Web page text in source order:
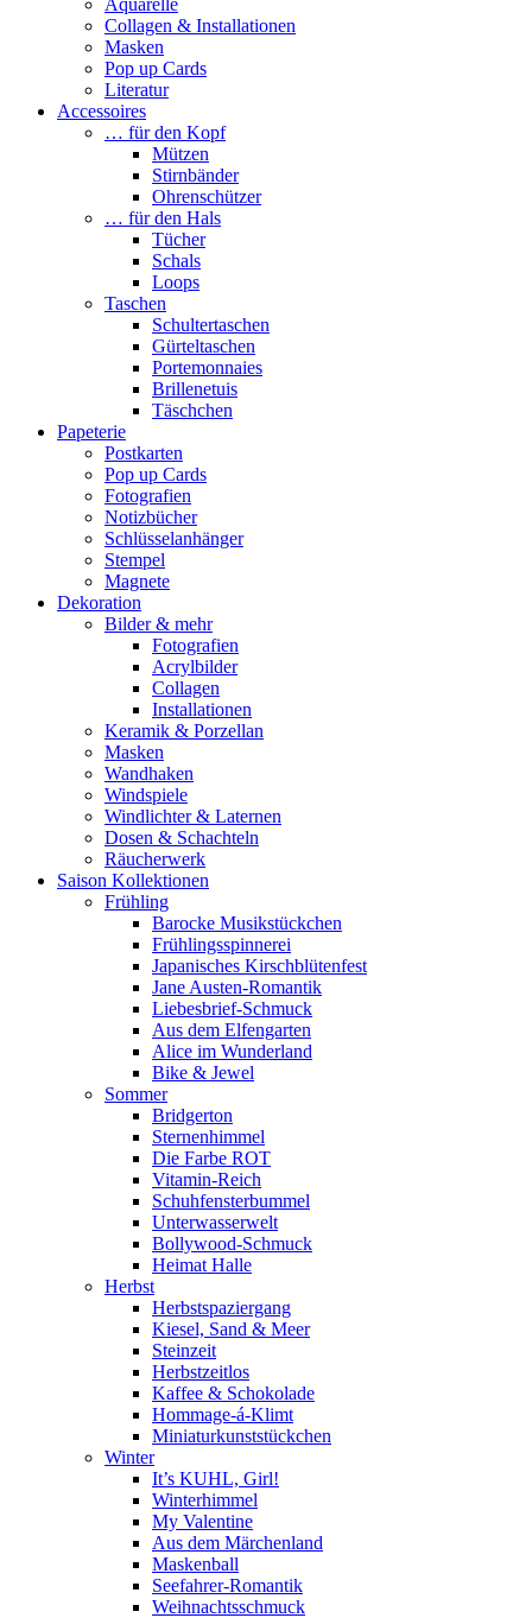
Aquarelle
Collagen & Installationen
Masken
Pop up Cards
Literatur
Accessoires
… für den Kopf
Mützen
Stirnbänder
Ohrenschützer
… für den Hals
Tücher
Schals
Loops
Taschen
Schultertaschen
Gürteltaschen
Portemonnaies
Brillenetuis
Täschchen
Papeterie
Postkarten
Pop up Cards
Fotografien
Notizbücher
Schlüsselanhänger
Stempel
Magnete
Dekoration
Bilder & mehr
Fotografien
Acrylbilder
Collagen
Installationen
Keramik & Porzellan
Masken
Wandhaken
Windspiele
Windlichter & Laternen
Dosen & Schachteln
Räucherwerk
Saison Kollektionen
Frühling
Barocke Musikstückchen
Frühlingsspinnerei
Japanisches Kirschblütenfest
Jane Austen-Romantik
Liebesbrief-Schmuck
Aus dem Elfengarten
Alice im Wunderland
Bike & Jewel
Sommer
Bridgerton
Sternenhimmel
Die Farbe ROT
Vitamin-Reich
Schuhfensterbummel
Unterwasserwelt
Bollywood-Schmuck
Heimat Halle
Herbst
Herbstspaziergang
Kiesel, Sand & Meer
Steinzeit
Herbstzeitlos
Kaffee & Schokolade
Hommage-á-Klimt
Miniaturkunststückchen
Winter
It’s KUHL, Girl!
Winterhimmel
My Valentine
Aus dem Märchenland
Maskenball
Seefahrer-Romantik
Weihnachtsschmuck